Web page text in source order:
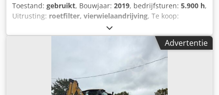
Toestand: gebruikt, Bouwjaar: 2019, bedrijfsturen: 5.900 h,
Uitrusting: roetfilter, vierwielaandrijving, Te koop:
Caterpillar D6 LGP rupsdozer met 3D GPS Ik bied hierbij
een betrouwbare en robuuste Caterpillar D6 LGP te koop
aan. De machine verkeert in zeer goede technische en
optische staat en is direct inzetbaar. Technische gegevens:
* Model: Caterpillar D6 LGP * Bedrijfsuren: ca. 5900 *
Onderstel: goed onderhouden, inzetklaar * Vermogen:
krachtig en efficiënt * Gewicht: ca. 20 ton (afhankelijk van
Advertentie